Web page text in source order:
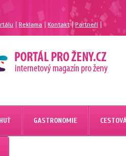
Reklama Kontakt| Partneří
PRO ŽENY
PRO ŽENY.CZ
GASTRONOMIE